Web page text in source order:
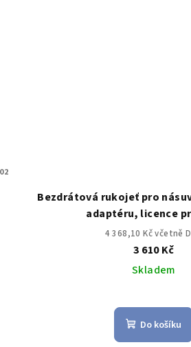
Bezdrátová rukojeť pro
adaptéru, licence
4 368,10 Kč včetně
3 610 Kč
Skladem
Do košíku